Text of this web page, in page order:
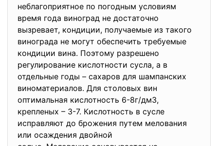
неблагоприятное по погодным условиям
время года виноград не достаточно
вызревает, кондиции, получаемые из такого
винограда не могут обеспечить требуемые
кондиции вина. Поэтому разрешено
регулирование кислотности сусла, а в
отдельные годы – сахаров для шампанских
виноматериалов. Для столовых вин
оптимальная кислотность 6-8г/дм3,
крепленых – 3-7. Кислотность в сусле
исправляют до брожения путем мелования
или осаждения двойной